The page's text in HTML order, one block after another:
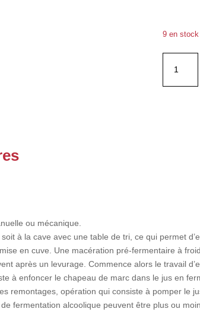
9 en stock
Pinot
ou mécanique.
à la cave avec une table de tri, ce qui permet
en cuve. Une macération pré-fermentaire à
après un levurage. Commence alors le travail
à enfoncer le chapeau de marc dans le jus en
remontages, opération qui consiste à pomper
fermentation alcoolique peuvent être plus ou